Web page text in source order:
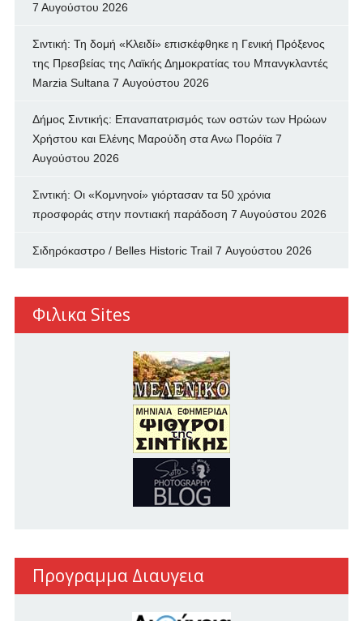
7 Αυγούστου 2026
Σιντική: Τη δομή «Κλειδί» επισκέφθηκε η Γενική Πρόξενος
της Πρεσβείας της Λαϊκής Δημοκρατίας του Μπανγκλαντές
Marzia Sultana 7 Αυγούστου 2026
Δήμος Σιντικής: Επαναπατρισμός των oστών των Ηρώων
Χρήστου και Ελένης Μαρούδη στα Ανω Πορόϊα 7
Αυγούστου 2026
Σιντική: Οι «Κομνηνοί» γιόρτασαν τα 50 χρόνια
προσφοράς στην ποντιακή παράδοση 7 Αυγούστου 2026
Σιδηρόκαστρο / Belles Historic Trail 7 Αυγούστου 2026
Φιλικα Sites
Προγραμμα Διαυγεια